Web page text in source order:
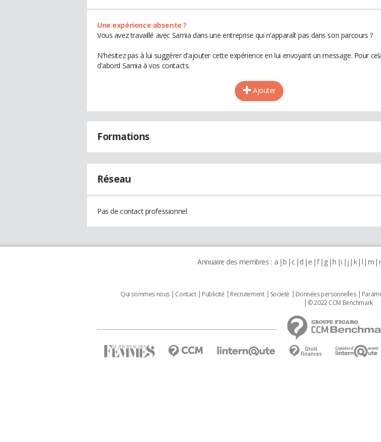
Une expérience absente ?
Vous avez travaillé avec Samia dans une entreprise qui n'apparaît pas dans son parcours ?
N'hésitez pas à lui suggérer d'ajouter cette expérience en lui envoyant un message. Pour
d'abord Samia à vos contacts.
Ajouter
Formations
Réseau
Pas de contact professionnel
Annuaire des membres : a b c d e f g h i j k l m
Qui sommes nous Contact Publicité Recrutement Societé Données personnelles
© 2022 CCM Benchmark